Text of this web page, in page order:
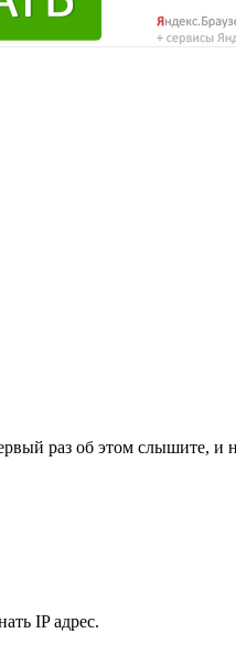
раз об этом слышите, и
IP адрес.